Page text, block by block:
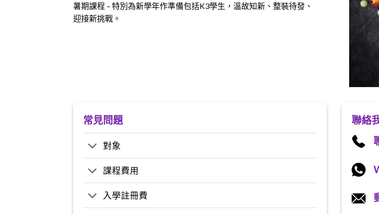
暑期課程 – 特別為新學年作準備包括K3學生，溫故知新、整裝待發、
迎接新挑戰。
常見問題
對象
課程費用
入學註冊費
聯絡